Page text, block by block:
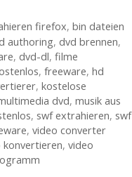
firefox, bin dateien
authoring, dvd brennen,
, dvd-dl, filme
, freeware, hd
, kostelose
dvd, musik aus
, swf extrahieren, swf
, video converter
konvertieren, video